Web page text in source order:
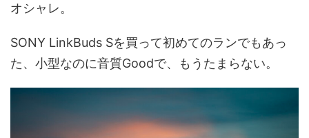
オシャレ。
SONY LinkBuds Sを買って初めてのランでもあっ
た、小型なのに音質Goodで、もうたまらない。